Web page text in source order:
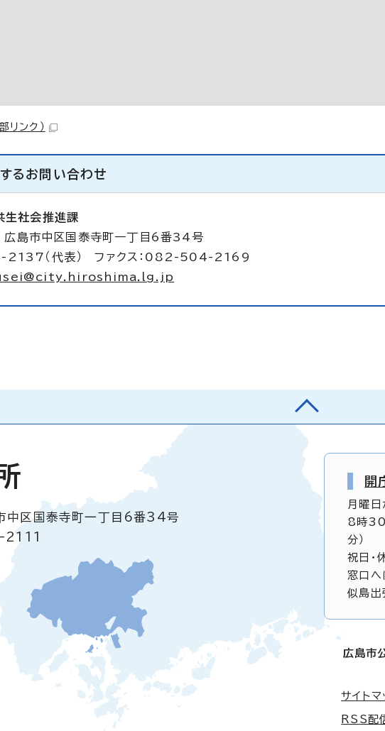
リンク）
る お問い合わせ
生社会推進課
市中区国泰寺町一丁目6番34号
2137（代表） ファクス：082-504-2169
中区国泰寺町一丁目6番34号
2111
開
月曜日
8時30
分）
祝日・
窓口へ
似島出
広島市
サイトマ
RSS配